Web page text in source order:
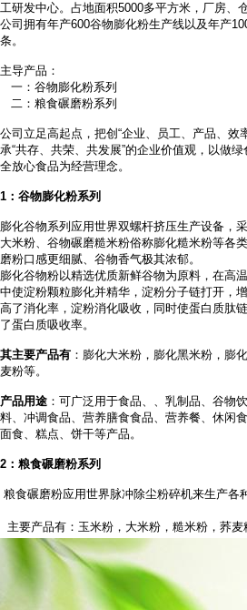
工研发中心。占地面积5000多平方米，厂房、
公司拥有年产600谷物膨化粉生产线以及年产
条。
主导产品：
一：谷物膨化粉系列
二：粮食碾磨粉系列
公司立足高起点，把创 “企业、员工、产品、效
承“共存、共荣、共发展”的企业价值观，以做
全放心食品为经营理念。
1 ：谷物膨化粉系列
膨化谷物系列应用世界双螺杆挤压生产设备，
大米粉、谷物碾磨糙米粉俗称膨化糙米粉等各
磨粉口感更细腻、谷物香气极其浓郁。
膨化谷物粉以精选优质新鲜谷物为原料，在高
中使淀粉颗粒膨化并精华，淀粉分子链打开，
高了消化率，淀粉消化吸收，同时使蛋白质肽
了蛋白质吸收率。
其主要产品有 ：膨化大米粉，膨化黑米粉，膨
麦粉等。
产品用途 ：可广泛用于食品、 、乳制品、谷物
料、冲调食品、营养膳食食品、营养餐、休闲
面食、糕点、饼干等产品。
2 ：粮食碾磨粉系列
粮食碾磨粉应用世界脉冲除尘粉碎机来生产各
主要产品有：玉米粉，大米粉，糙米粉，荞麦